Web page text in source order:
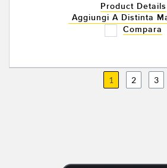
Product Details
Aggiungi A Distinta
Compara
1 2 3